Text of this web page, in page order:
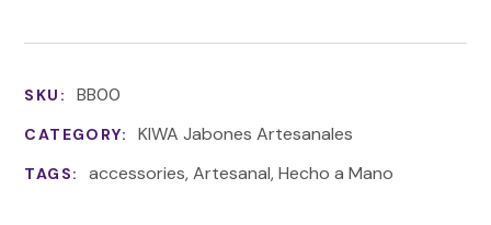
SKU: BB00
CATEGORY: KIWA Jabones Artesanales
TAGS: accessories,Artesanal,Hecho a Mano